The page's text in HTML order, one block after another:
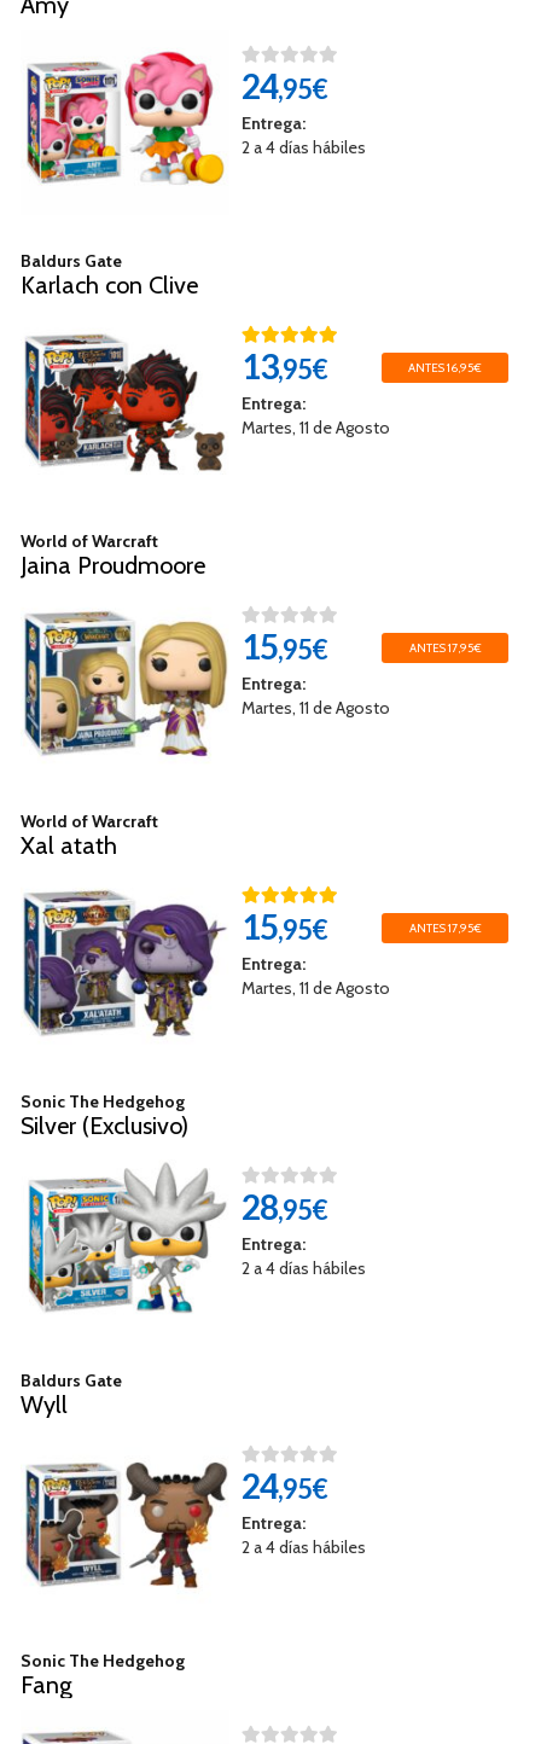
24,95€
Entrega:
2 a 4 días hábiles
Baldurs Gate
Karlach con Clive
13,95€ ANTES 16,95€
Entrega:
Martes, 11 de Agosto
World of Warcraft
Jaina Proudmoore
15,95€ ANTES 17,95€
Entrega:
Martes, 11 de Agosto
World of Warcraft
Xal atath
15,95€ ANTES 17,95€
Entrega:
Martes, 11 de Agosto
Sonic The Hedgehog
Silver (Exclusivo)
28,95€
Entrega:
2 a 4 días hábiles
Baldurs Gate
Wyll
24,95€
Entrega:
2 a 4 días hábiles
Sonic The Hedgehog
Fang